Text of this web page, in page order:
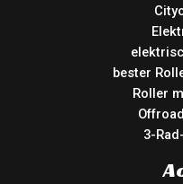
bester
Roller
3-